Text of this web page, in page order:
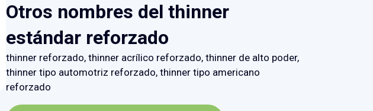
Otros nombres del thinner
estándar reforzado
thinner reforzado, thinner acrílico reforzado, thinner de alto poder,
thinner tipo automotriz reforzado, thinner tipo americano
reforzado